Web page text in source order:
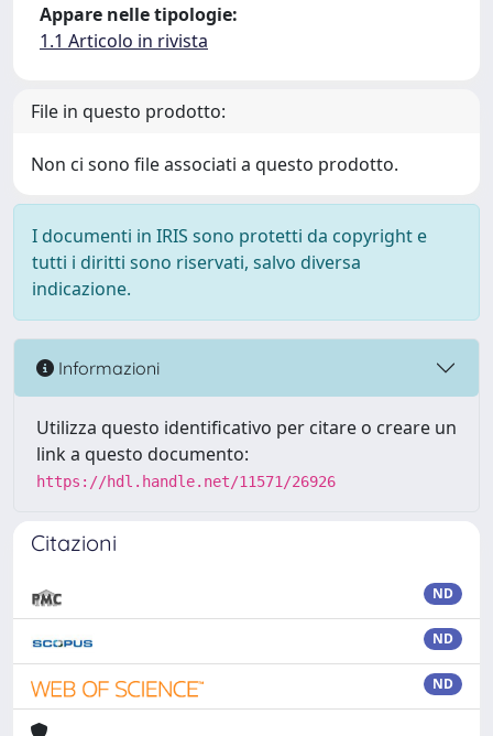
Appare nelle tipologie:
1.1 Articolo in rivista
File in questo prodotto:
Non ci sono file associati a questo prodotto.
I documenti in IRIS sono protetti da copyright e
tutti i diritti sono riservati, salvo diversa
indicazione.
Informazioni
Utilizza questo identificativo per citare o creare un
link a questo documento:
https://hdl.handle.net/11571/26926
Citazioni
ND
ND
ND